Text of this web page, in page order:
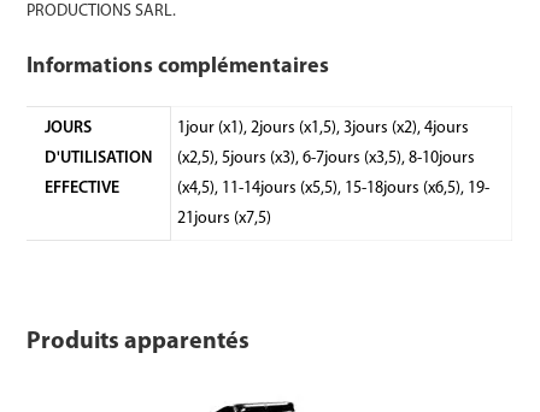
PRODUCTIONS SARL.
Informations complémentaires
JOURS
D'UTILISATION
EFFECTIVE
1jour (x1), 2jours (x1,5), 3jours (x2), 4jours
(x2,5), 5jours (x3), 6-7jours (x3,5), 8-10jours
(x4,5), 11-14jours (x5,5), 15-18jours (x6,5), 19-
21jours (x7,5)
Produits apparentés